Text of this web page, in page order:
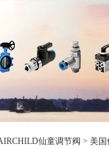
仙童调节阀 > 美国